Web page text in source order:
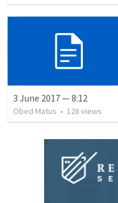
3 June 2017 — 8:12
Obed Matus • 128 views